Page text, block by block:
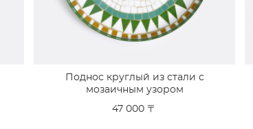
Поднос круглый из стали с
мозаичным узором
47 000 〒